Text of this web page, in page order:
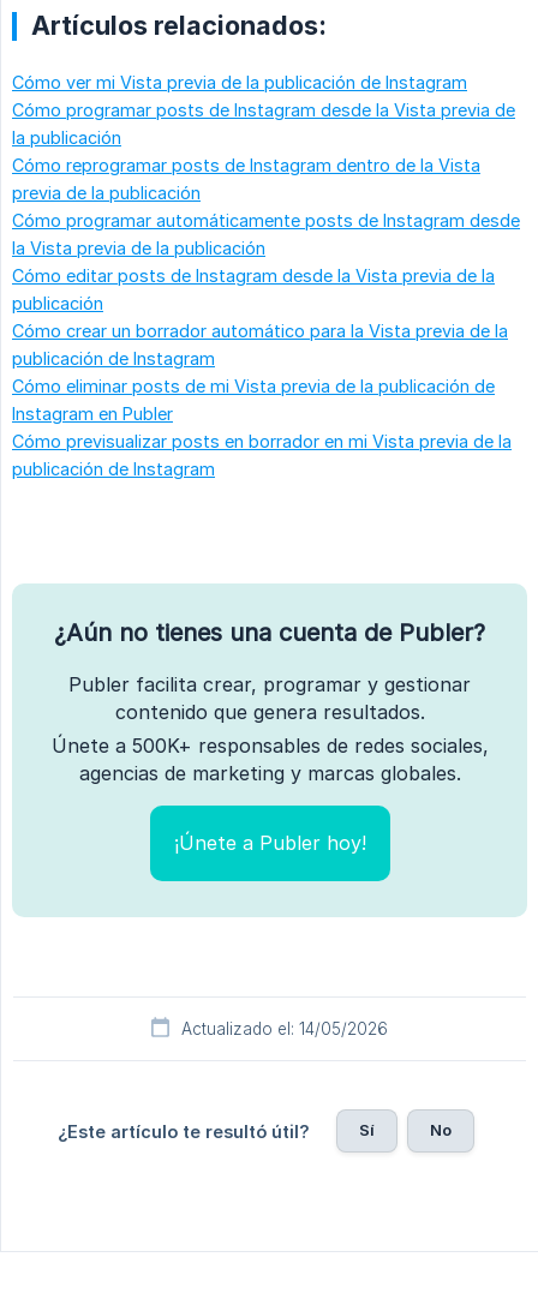
Artículos relacionados:
Cómo ver mi Vista previa de la publicación de Instagram
Cómo programar posts de Instagram desde la Vista previa de
la publicación
Cómo reprogramar posts de Instagram dentro de la Vista
previa de la publicación
Cómo programar automáticamente posts de Instagram desde
la Vista previa de la publicación
Cómo editar posts de Instagram desde la Vista previa de la
publicación
Cómo crear un borrador automático para la Vista previa de la
publicación de Instagram
Cómo eliminar posts de mi Vista previa de la publicación de
Instagram en Publer
Cómo previsualizar posts en borrador en mi Vista previa de la
publicación de Instagram
¿Aún no tienes una cuenta de Publer?
Publer facilita crear, programar y gestionar
contenido que genera resultados.
Únete a 500K+ responsables de redes sociales,
agencias de marketing y marcas globales.
¡Únete a Publer hoy!
Actualizado el: 14/05/2026
¿Este artículo te resultó útil? Sí No